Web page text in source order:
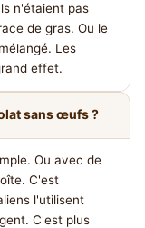
n'étaient pas
de gras. Ou le
Les
effet.
sans œufs ?
Ou avec de
C'est
l'utilisent
C'est plus